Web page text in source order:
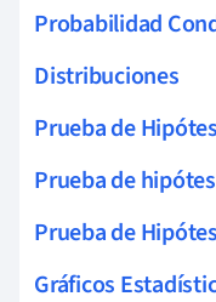
Probabilidad
Distribuciones
Prueba de
Prueba de
Prueba de
Gráficos